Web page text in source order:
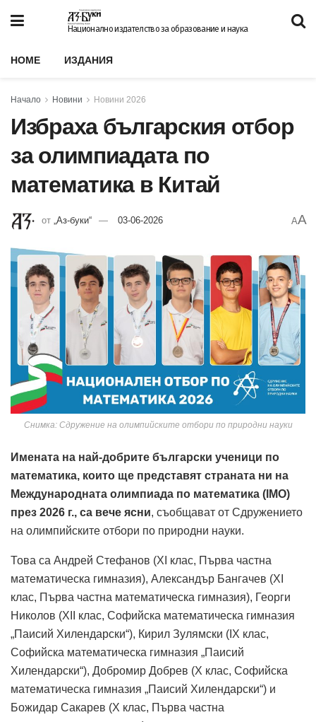
Национално издателство за образование и наука
HOME ИЗДАНИЯ
Начало Новини Новини 2026
Избраха българския отбор
за олимпиадата по
математика в Китай
от „Аз-буки“ 03-06-2026 AA
Снимка: Сдружение на олимпийските отбори по природни науки
Имената на най-добрите български ученици по
математика, които ще представят страната ни на
Международната олимпиада по математика (IMO)
през 2026 г., са вече ясни, съобщават от Сдружението
на олимпийските отбори по природни науки.
Това са Андрей Стефанов (XI клас, Първа частна
математическа гимназия), Александър Бангачев (XI
клас, Първа частна математическа гимназия), Георги
Николов (XII клас, Софийска математическа гимназия
„Паисий Хилендарски“), Кирил Зулямски (IX клас,
Софийска математическа гимназия „Паисий
Хилендарски“), Добромир Добрев (X клас, Софийска
математическа гимназия „Паисий Хилендарски“) и
Божидар Сакарев (X клас, Първа частна